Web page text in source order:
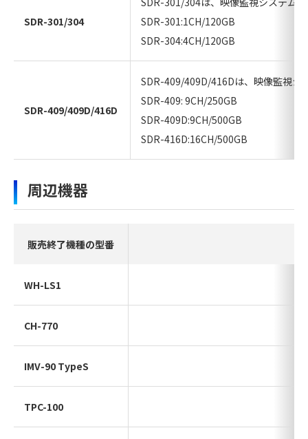
SDR-301/304
SDR-301:1CH/120GB
SDR-304:4CH/120GB
SDR-409/409D/416D
SDR-409/409D/416Dは、映像監視シ
SDR-409: 9CH/250GB
SDR-409D:9CH/500GB
SDR-416D:16CH/500GB
周辺機器
販売終了機種の型番
WH-LS1
CH-770
IMV-90 TypeS
TPC-100